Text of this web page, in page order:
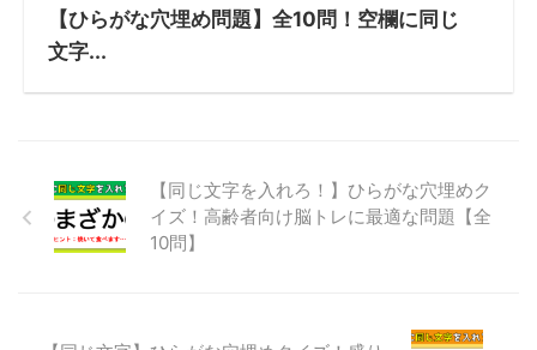
【ひらがな穴埋め問題】全10問！空欄に同じ
文字...
【同じ文字を入れろ！】ひらがな穴埋めク
イズ！高齢者向け脳トレに最適な問題【全
10問】